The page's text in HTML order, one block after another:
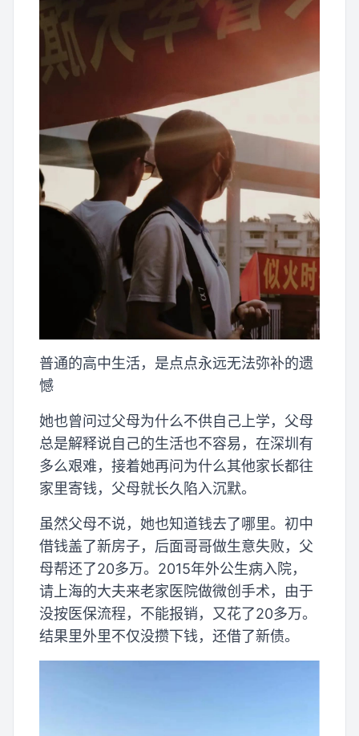
普通的高中生活，是点点永远无法弥补的遗
憾
她也曾问过父母为什么不供自己上学，父母
总是解释说自己的生活也不容易，在深圳有
多么艰难，接着她再问为什么其他家长都往
家里寄钱，父母就长久陷入沉默。
虽然父母不说，她也知道钱去了哪里。初中
借钱盖了新房子，后面哥哥做生意失败，父
母帮还了20多万。2015年外公生病入院，
请上海的大夫来老家医院做微创手术，由于
没按医保流程，不能报销，又花了20多万。
结果里外里不仅没攒下钱，还借了新债。